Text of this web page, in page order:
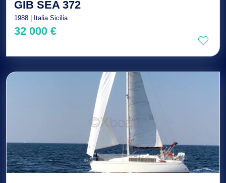
GIB SEA 372
1988 | Italia Sicilia
32 000 €